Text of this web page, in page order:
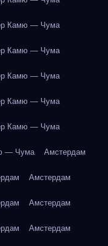
Камю — Чума
Камю — Чума
Камю — Чума
Камю — Чума
Камю — Чума
— Чума Амстердам
Амстердам
Амстердам
Амстердам